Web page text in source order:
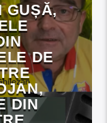
GUȘĂ,
DE
DIN